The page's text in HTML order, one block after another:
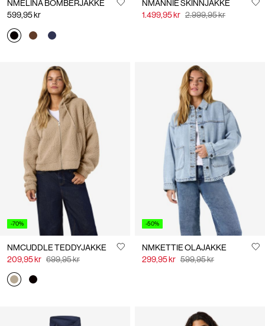
NMELINA BOMBERJAKKE
599,95 kr
NMANNIE SKINNJAKKE
1.499,95 kr 2.999,95 kr
-70%
NMCUDDLE TEDDYJAKKE
209,95 kr 699,95 kr
-50%
NMKETTIE OLAJAKKE
299,95 kr 599,95 kr